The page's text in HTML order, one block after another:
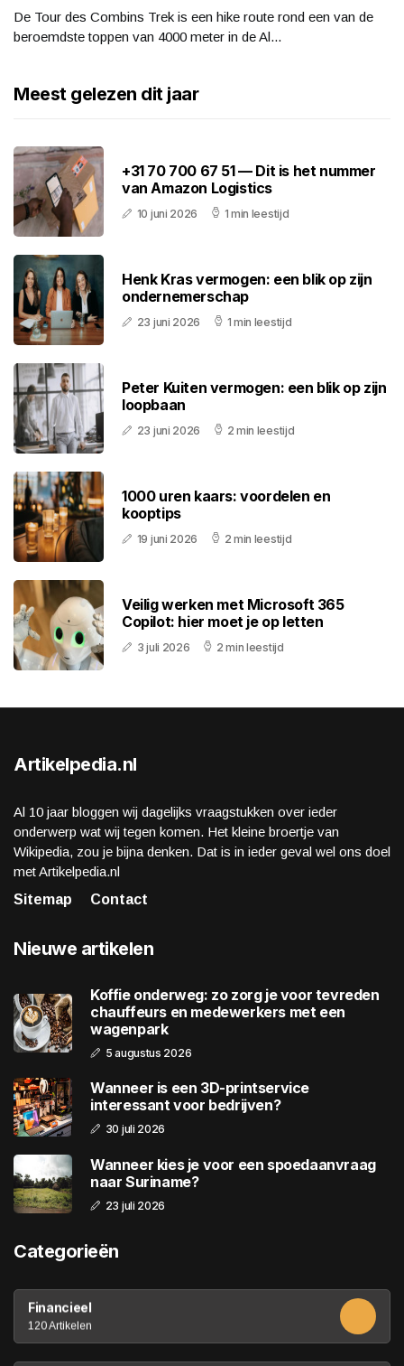
De Tour des Combins Trek is een hike route rond een van de
beroemdste toppen van 4000 meter in de Al...
Meest gelezen dit jaar
+31 70 700 67 51 — Dit is het nummer
van Amazon Logistics
10 juni 2026 1 min leestijd
Henk Kras vermogen: een blik op zijn
ondernemerschap
23 juni 2026 1 min leestijd
Peter Kuiten vermogen: een blik op zijn
loopbaan
23 juni 2026 2 min leestijd
1000 uren kaars: voordelen en
kooptips
19 juni 2026 2 min leestijd
Veilig werken met Microsoft 365
Copilot: hier moet je op letten
3 juli 2026 2 min leestijd
Artikelpedia.nl
Al 10 jaar bloggen wij dagelijks vraagstukken over ieder
onderwerp wat wij tegen komen. Het kleine broertje van
Wikipedia, zou je bijna denken. Dat is in ieder geval wel ons doel
met Artikelpedia.nl
Sitemap
Contact
Nieuwe artikelen
Koffie onderweg: zo zorg je voor tevreden
chauffeurs en medewerkers met een
wagenpark
5 augustus 2026
Wanneer is een 3D-printservice
interessant voor bedrijven?
30 juli 2026
Wanneer kies je voor een spoedaanvraag
naar Suriname?
23 juli 2026
Categorieën
Financieel
120 Artikelen